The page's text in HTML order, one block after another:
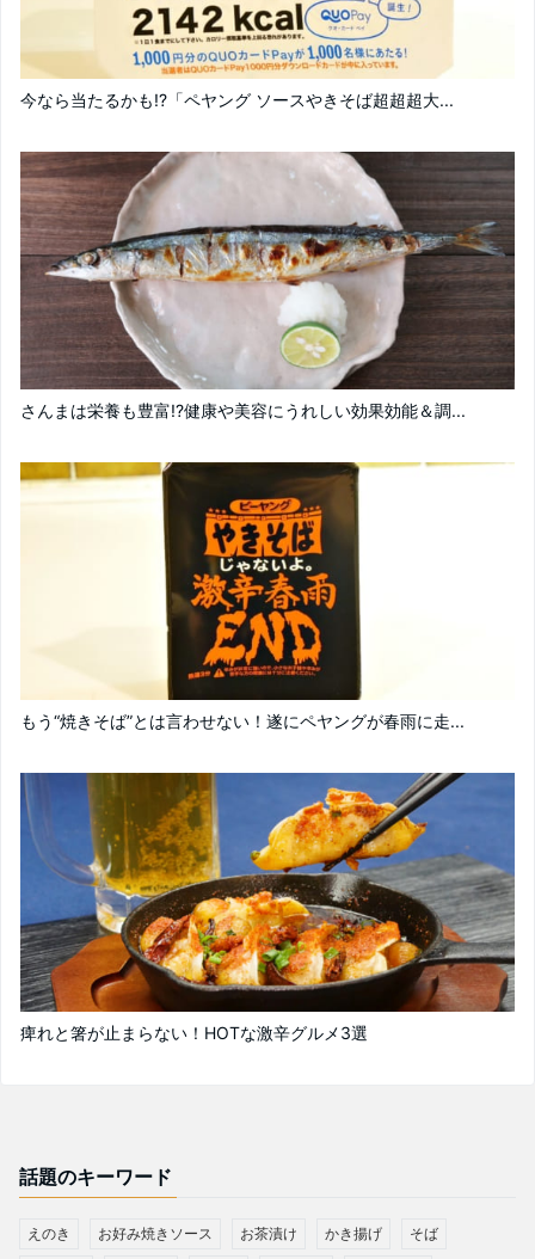
今なら当たるかも!?「ペヤング ソースやきそば超超超大...
さんまは栄養も豊富!?健康や美容にうれしい効果効能＆調...
もう“焼きそば”とは言わせない！遂にペヤングが春雨に走...
痺れと箸が止まらない！HOTな激辛グルメ3選
話題のキーワード
えのき お好み焼きソース お茶漬け かき揚げ そば